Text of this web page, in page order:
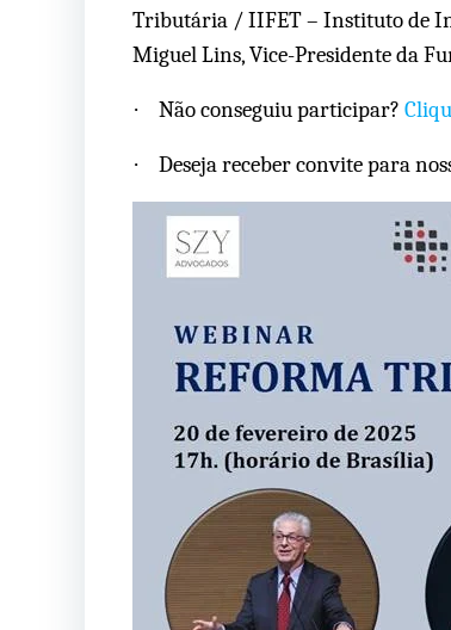
Tributária / IIFET – Instituto de
Miguel Lins, Vice-Presidente da
· Não conseguiu participar?
· Deseja receber convite para